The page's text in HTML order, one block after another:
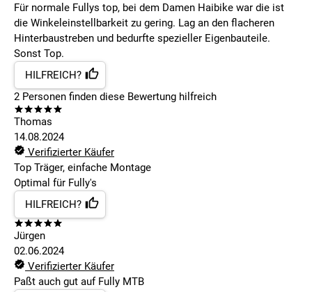
Für normale Fullys top, bei dem Damen Haibike war die ist
die Winkeleinstellbarkeit zu gering. Lag an den flacheren
Hinterbaustreben und bedurfte spezieller Eigenbauteile.
Sonst Top.
HILFREICH?
2 Personen finden diese Bewertung hilfreich
Thomas
14.08.2024
Verifizierter Käufer
Top Träger, einfache Montage
Optimal für Fully's
HILFREICH?
Jürgen
02.06.2024
Verifizierter Käufer
Paßt auch gut auf Fully MTB